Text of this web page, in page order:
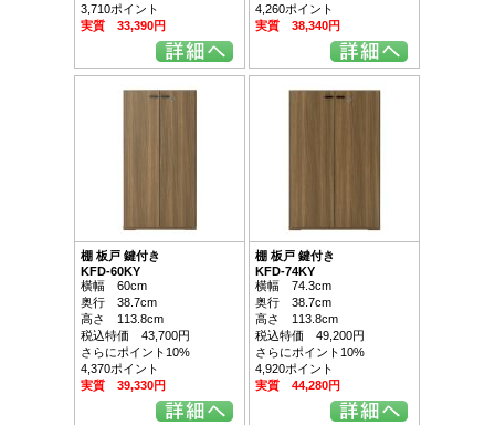
3,710ポイント
実質 33,390円
4,260ポイント
実質 38,340円
棚 板戸 鍵付き
KFD-60KY
横幅 60cm
奥行 38.7cm
高さ 113.8cm
税込特価 43,700円
さらにポイント10%
4,370ポイント
実質 39,330円
棚 板戸 鍵付き
KFD-74KY
横幅 74.3cm
奥行 38.7cm
高さ 113.8cm
税込特価 49,200円
さらにポイント10%
4,920ポイント
実質 44,280円